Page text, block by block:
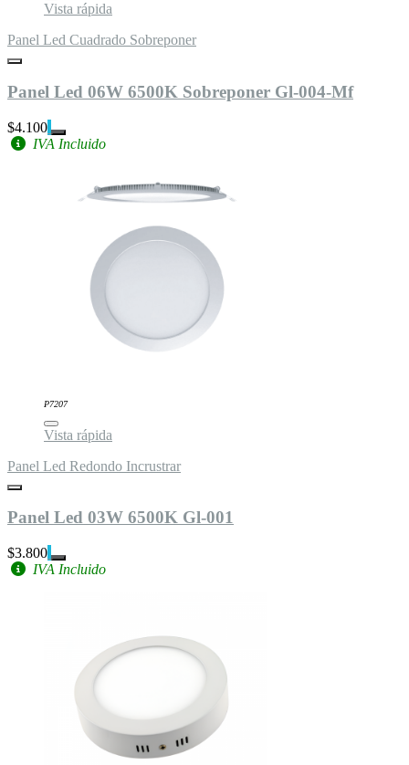
Vista rápida
Panel Led Cuadrado Sobreponer
Panel Led 06W 6500K Sobreponer Gl-004-Mf
$4.100
IVA Incluido
P7207
Vista rápida
Panel Led Redondo Incrustrar
Panel Led 03W 6500K Gl-001
$3.800
IVA Incluido